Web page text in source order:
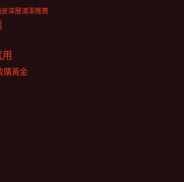
深層清潔推薦
購黃金